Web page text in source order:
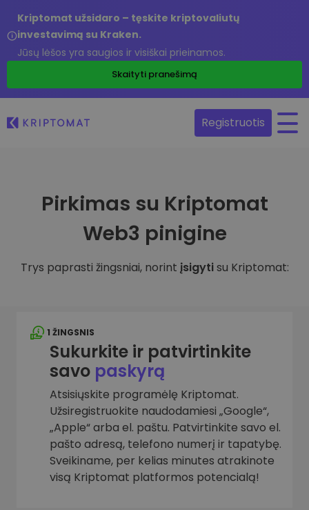
Kriptomat užsidaro – tęskite kriptovaliutų
investavimą su Kraken.
Jūsų lėšos yra saugios ir visiškai prieinamos.
Skaityti pranešimą
Registruotis
Pirkimas su Kriptomat
Web3 pinigine
Trys paprasti žingsniai, norint įsigytisu Kriptomat:
1 ŽINGSNIS
Sukurkite ir patvirtinkite
savo paskyrą
Atsisiųskite programėlę Kriptomat.
Užsiregistruokite naudodamiesi „Google“,
„Apple“ arba el. paštu. Patvirtinkite savo el.
pašto adresą, telefono numerį ir tapatybę.
Sveikiname, per kelias minutes atrakinote
visą Kriptomat platformos potencialą!